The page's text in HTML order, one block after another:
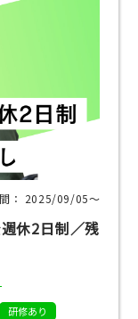
： 2025/09/05〜
休2日制／残
研修あり